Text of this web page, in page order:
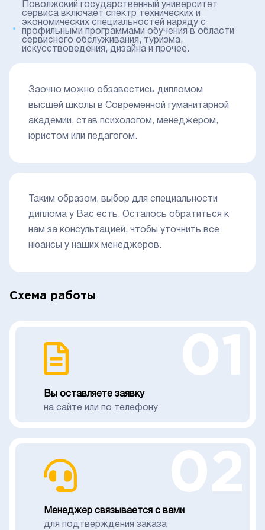
Поволжский государственный университет
сервиса включает спектр технических и
экономических специальностей наряду с
профильными программами обучения в области
сервисного обслуживания, туризма,
искусствоведения, дизайна и прочее.
Заочно можно обзавестись дипломом
высшей школы в Современной гуманитарной
академии, став психологом, менеджером,
юристом или педагогом.
Таким образом, выбор для специальности
диплома у Вас есть. Осталось обратиться к
нам за консультацией, чтобы уточнить все
нюансы у наших менеджеров.
Схема работы
Вы оставляете заявку
на сайте или по телефону
Менеджер связывается с вами
для подтверждения заказа